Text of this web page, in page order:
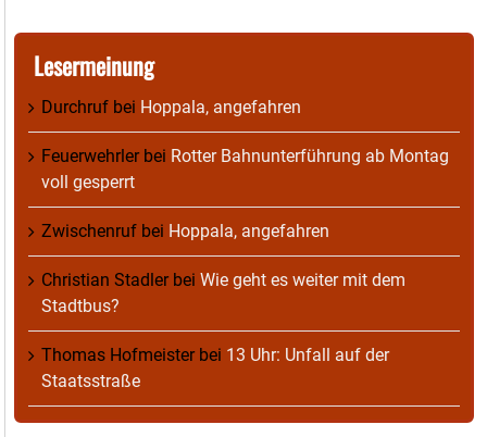
Lesermeinung
Durchruf bei Hoppala, angefahren
Feuerwehrlerbei Rotter Bahnunterführung ab Montag
voll gesperrt
Zwischenruf bei Hoppala, angefahren
Christian Stadlerbei Wie geht es weiter mit dem
Stadtbus?
Thomas Hofmeisterbei 13 Uhr: Unfall auf der
Staatsstraße